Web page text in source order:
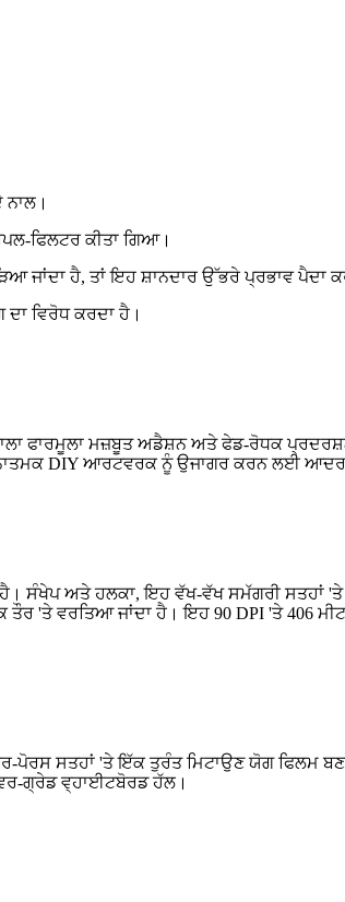
ਫਿਲਟਰ ਕੀਤਾ ਗਿਆ।
ਜਾਂਦਾ ਹੈ, ਤਾਂ ਇਹ ਸ਼ਾਨਦਾਰ ਉੱਭਰੇ ਪ੍ਰਭਾਵ ਪੈਦਾ
ਵਿਰੋਧ ਕਰਦਾ ਹੈ।
ਫਾਰਮੂਲਾ ਮਜ਼ਬੂਤ ​​ਅਡੈਸ਼ਨ ਅਤੇ ਫੇਡ-ਰੋਧਕ
DIY ਆਰਟਵਰਕ ਨੂੰ ਉਜਾਗਰ ਕਰਨ ਲਈ
ਸੰਖੇਪ ਅਤੇ ਹਲਕਾ, ਇਹ ਵੱਖ-ਵੱਖ ਸਮੱਗਰੀ ਸਤਹਾਂ 'ਤੇ
'ਤੇ ਵਰਤਿਆ ਜਾਂਦਾ ਹੈ। ਇਹ 90 DPI 'ਤੇ 406
ਸਤਹਾਂ 'ਤੇ ਇੱਕ ਤੁਰੰਤ ਮਿਟਾਉਣ ਯੋਗ ਫਿਲਮ
ਗ੍ਰੇਡ ਵ੍ਹਾਈਟਬੋਰਡ ਹੱਲ।